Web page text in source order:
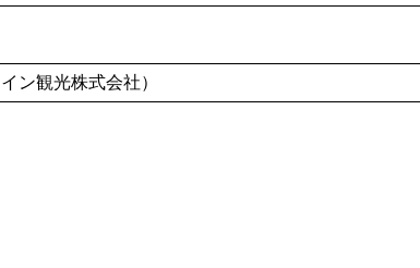
ン観光株式会社）